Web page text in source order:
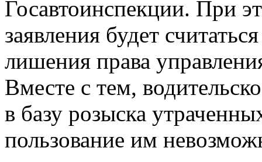
Госавтоинспекции. При
заявления будет
лишения права
Вместе с тем,
в базу розыска
пользование им